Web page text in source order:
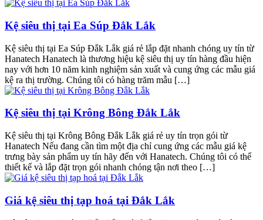
Kệ siêu thị tại Ea Súp Đắk Lắk
Kệ siêu thị tại Ea Súp Đắk Lắk giá rẻ lắp đặt nhanh chóng uy tín từ
Hanatech Hanatech là thương hiệu kệ siêu thị uy tín hàng đầu hiện
nay với hơn 10 năm kinh nghiệm sản xuất và cung ứng các mẫu giá
kệ ra thị trường. Chúng tôi có hàng trăm mẫu […]
Kệ siêu thị tại Krông Bông Đắk Lắk
Kệ siêu thị tại Krông Bông Đắk Lắk giá rẻ uy tín trọn gói từ
Hanatech Nếu đang cần tìm một địa chỉ cung ứng các mẫu giá kệ
trưng bày sản phẩm uy tín hãy đến với Hanatech. Chúng tôi có thể
thiết kế và lắp đặt trọn gói nhanh chóng tận nơi theo […]
Giá kệ siêu thị tạp hoá tại Đắk Lắk